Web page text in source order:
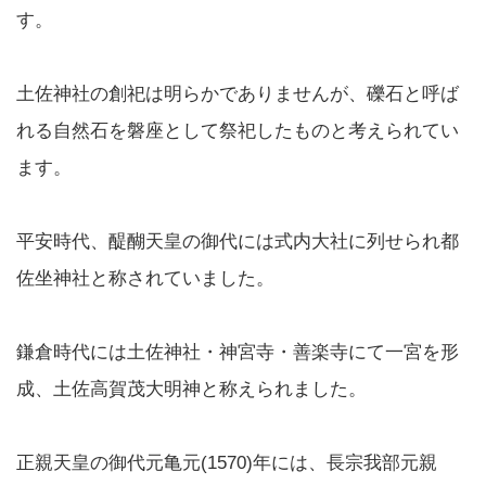
す。
土佐神社の創祀は明らかでありませんが、礫石と呼ば
れる自然石を磐座として祭祀したものと考えられてい
ます。
平安時代、醍醐天皇の御代には式内大社に列せられ都
佐坐神社と称されていました。
鎌倉時代には土佐神社・神宮寺・善楽寺にて一宮を形
成、土佐高賀茂大明神と称えられました。
正親天皇の御代元亀元(1570)年には、長宗我部元親